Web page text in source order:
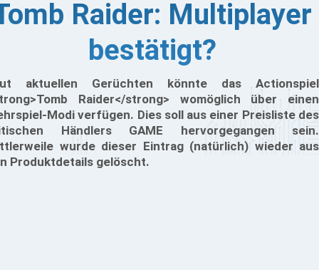
Raider: Multiplayer
bestätigt?
aktuellen Gerüchten könnte das Actionspiel
Raider</strong> womöglich über einen
Modi verfügen. Dies soll aus einer Preisliste des
Händlers GAME hervorgegangen sein.
wurde dieser Eintrag (natürlich) wieder aus
Produktdetails gelöscht.